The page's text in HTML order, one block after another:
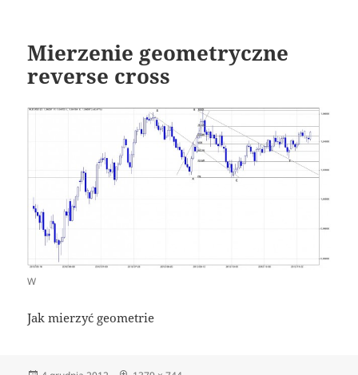
Mierzenie geometryczne
reverse cross
W
Jak mierzyć geometrie